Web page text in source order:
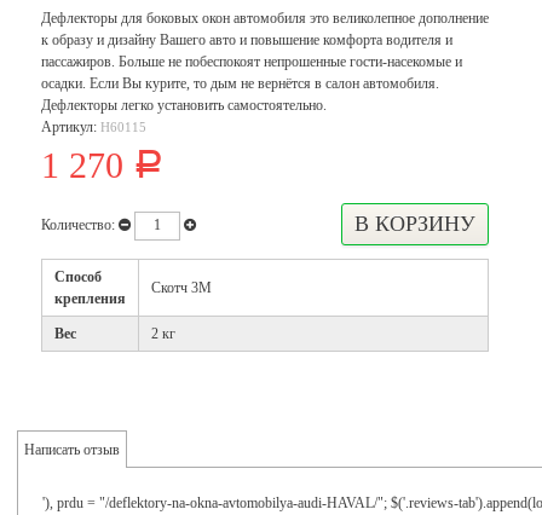
Дефлекторы для боковых окон автомобиля это великолепное дополнение
к образу и дизайну Вашего авто и повышение комфорта водителя и
пассажиров. Больше не побеспокоят непрошенные гости-насекомые и
осадки. Если Вы курите, то дым не вернётся в салон автомобиля.
Дефлекторы легко установить самостоятельно.
Артикул: H60115
1 270 Р
Количество:
Способ
крепления
Скотч 3М
Вес 2 кг
Написать отзыв
'), prdu = "/deflektory-na-okna-avtomobilya-audi-HAVAL/"; $('.reviews-